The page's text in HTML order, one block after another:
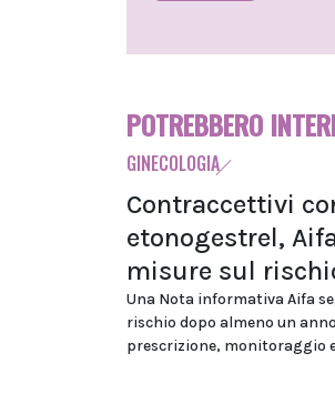
POTREBBERO
GINECOLOGIA
Contraccettivi
etonogestrel,
misure sul
Una Nota informativa Aifa
rischio dopo almeno un
prescrizione, monitoraggio